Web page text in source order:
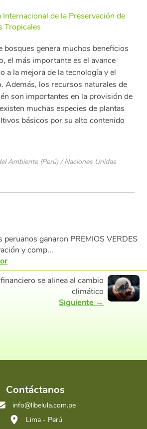
de la Preservación de
Tropicales
bosques genera muchos beneficios
el más importante es el avance
a la mejora de la tecnología y el
Además, los recursos naturales de
son importantes en la provisión de
muchas especies de plantas
básicos por su alto contenido
Ambiente (Perú) / Naciones Unidas
peruanos ganaron PREMIOS VERDES
y comp...
se alinea al cambio
climático
Siguiente →
Contáctanos
info@libelula.com.pe
Lima - Perú